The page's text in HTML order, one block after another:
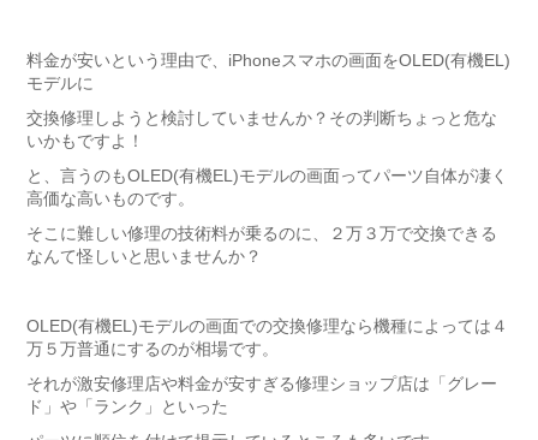
料金が安いという理由で、iPhoneスマホの画面をOLED(有機EL)
モデルに
交換修理しようと検討していませんか？その判断ちょっと危な
いかもですよ！
と、言うのもOLED(有機EL)モデルの画面ってパーツ自体が凄く
高価な高いものです。
そこに難しい修理の技術料が乗るのに、２万３万で交換できる
なんて怪しいと思いませんか？
OLED(有機EL)モデルの画面での交換修理なら機種によっては４
万５万普通にするのが相場です。
それが激安修理店や料金が安すぎる修理ショップ店は「グレー
ド」や「ランク」といった